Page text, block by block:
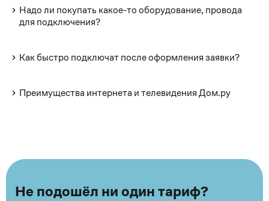
Надо ли покупать какое-то оборудование, провода
для подключения?
Как быстро подключат после оформления заявки?
Преимущества интернета и телевидения Дом.ру
Не подошёл ни один тариф?